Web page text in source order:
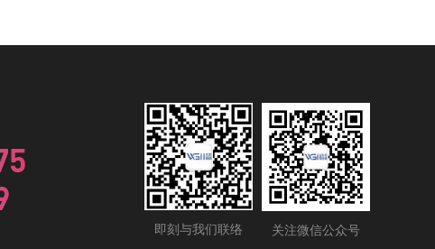
即刻与我们联络 关注微信公众号